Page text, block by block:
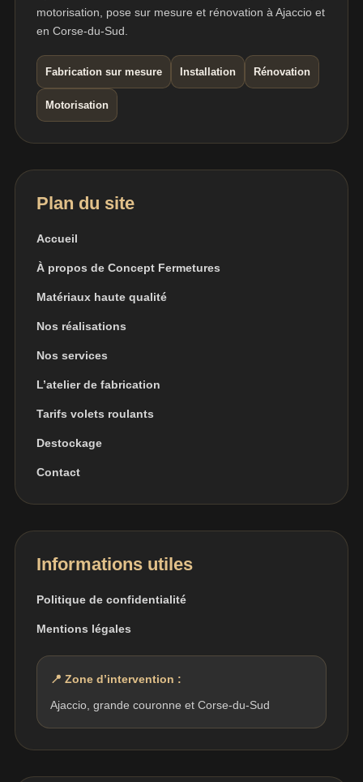
motorisation, pose sur mesure et rénovation à Ajaccio et
en Corse-du-Sud.
Fabrication sur mesure Installation Rénovation
Motorisation
Plan du site
Accueil
À propos de Concept Fermetures
Matériaux haute qualité
Nos réalisations
Nos services
L’atelier de fabrication
Tarifs volets roulants
Destockage
Contact
Informations utiles
Politique de confidentialité
Mentions légales
📍 Zone d’intervention :
Ajaccio, grande couronne et Corse-du-Sud